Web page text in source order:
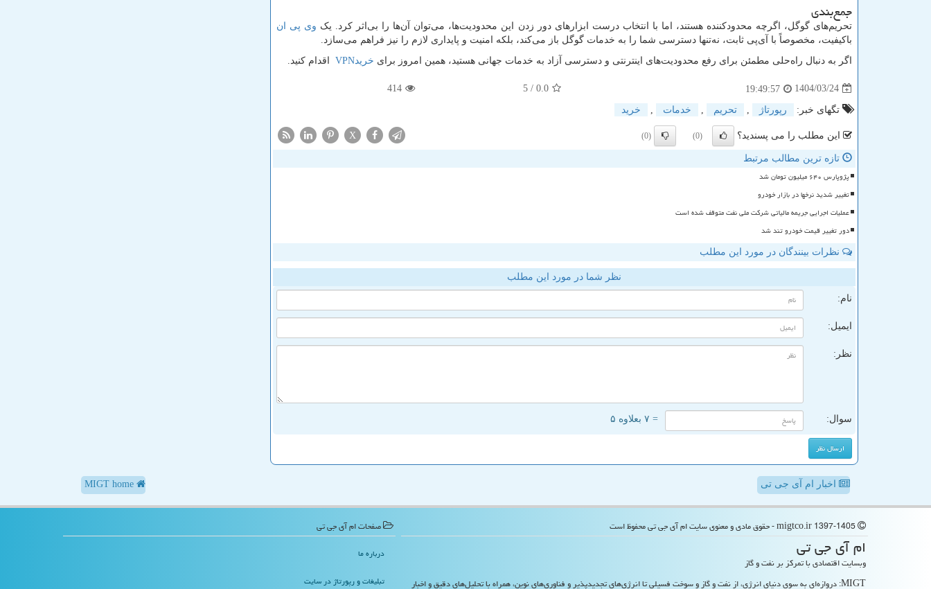
جمع‌بندی
تحریم‌های گوگل، اگرچه محدودکننده هستند، اما با انتخاب درست ابزارهای دور زدن این محدودیت‌ها، می‌توان آن‌ها را بی‌اثر کرد. یک وی پی ان
باکیفیت، مخصوصاً با آی‌پی ثابت، نه‌تنها دسترسی شما را به خدمات گوگل باز می‌کند، بلکه امنیت و پایداری لازم را نیز فراهم می‌سازد.
اگر به دنبال راه‌حلی مطمئن برای رفع محدودیت‌های اینترنتی و دسترسی آزاد به خدمات جهانی هستید، همین امروز برای خریدVPN اقدام کنید.
1404/03/24
19:49:57
0.0
/ 5
414
تگهای خبر: رپورتاژ تحریم خدمات خرید
این مطلب را می پسندید؟ (0)
(0)
X
تازه ترین مطالب مرتبط
پژوپارس ۶۴۰ میلیون تومان شد
تغییر شدید نرخها در بازار خودرو
عملیات اجرایی جریمه مالیاتی شرکت ملی نفت متوقف شده است
دور تغییر قیمت خودرو تند شد
نظرات بینندگان در مورد این مطلب
نظر شما در مورد این مطلب
نام:
ایمیل:
نظر:
سوال: = ۷ بعلاوه ۵
اخبار ام آی جی تی
ام آی جی تی
وبسایت اقتصادی با تمرکز بر نفت و گاز
MIGT: دروازه‌ای به سوی دنیای انرژی، از نفت و گاز و سوخت فسیلی تا انرژی‌های تجدیدپذیر و فناوری‌های نوین، همراه با تحلیل‌های دقیق و اخبار
صفحات ام آی جی تی
درباره ما
تبلیغات و رپورتاژ در سایت